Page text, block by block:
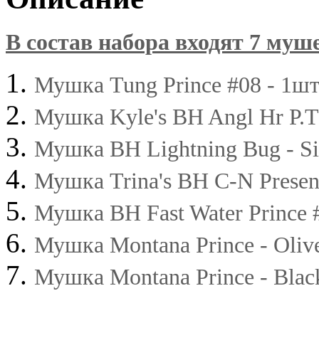
В состав набора входят 7
Мушка Tung Prince #08 -
Мушка Kyle's BH Angl Hr
Мушка BH Lightning Bug -
Мушка Trina's BH C-N
Мушка BH Fast Water Prince
Мушка Montana Prince -
Мушка Montana Prince -